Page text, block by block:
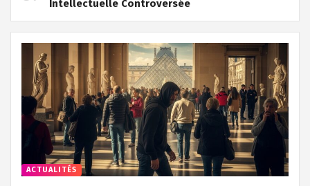
Intellectuelle Controversée
ACTUALITÉS